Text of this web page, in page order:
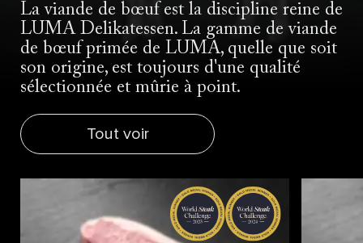
La viande de bœuf est la discipline reine de
LUMA Delikatessen. La gamme de viande
de bœuf primée de LUMA, quelle que soit
son origine, est toujours d'une qualité
sélectionnée et mûrie à point.
Tout voir